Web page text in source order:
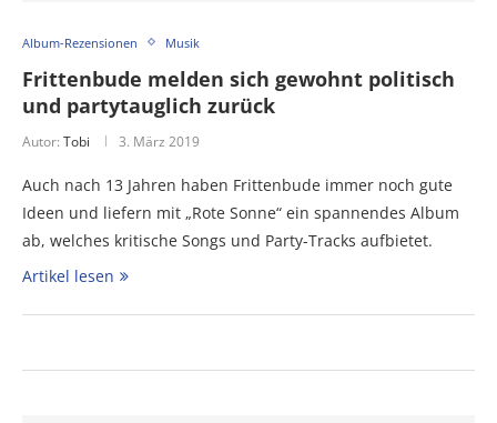
Album-Rezensionen Musik
Frittenbude melden sich gewohnt politisch
und partytauglich zurück
Autor: Tobi 3. März 2019
Auch nach 13 Jahren haben Frittenbude immer noch gute
Ideen und liefern mit „Rote Sonne“ ein spannendes Album
ab, welches kritische Songs und Party-Tracks aufbietet.
Artikel lesen